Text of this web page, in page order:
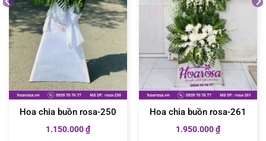
Hoa chia buồn rosa-250
1.150.000₫
Hoa chia buồn rosa-261
1.950.000₫